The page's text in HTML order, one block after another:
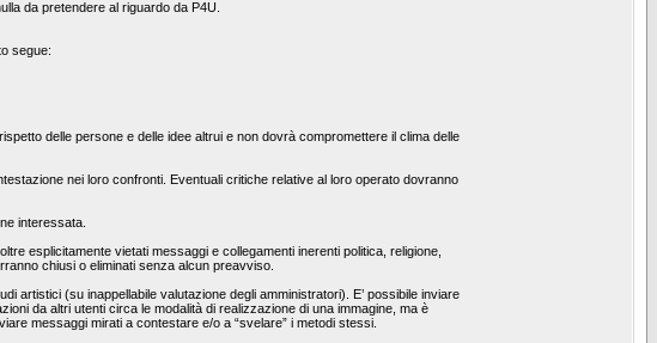
da pretendere al riguardo da P4U.
segue:
delle persone e delle idee altrui e non dovrà compromettere il clima delle
nei loro confronti. Eventuali critiche relative al loro operato dovranno
interessata.
esplicitamente vietati messaggi e collegamenti inerenti politica, religione,
chiusi o eliminati senza alcun preavviso.
artistici (su inappellabile valutazione degli amministratori). E’ possibile inviare
da altri utenti circa le modalità di realizzazione di una immagine, ma è
messaggi mirati a contestare e/o a “svelare” i metodi stessi.